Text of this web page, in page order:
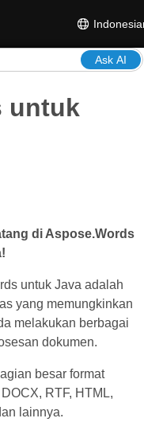
Ask AI
untuk
di Aspose.Words
untuk Java adalah
yang memungkinkan
melakukan berbagai
dokumen.
besar format
RTF, HTML,
lainnya.